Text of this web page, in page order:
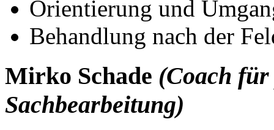
Orientierung und
Behandlung nach der
Mirko Schade (Coach für
Sachbearbeitung)